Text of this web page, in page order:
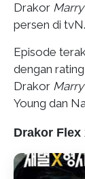
Drakor
persen di tvN.
Episode
dengan
Drakor
Young dan
Drakor Flex